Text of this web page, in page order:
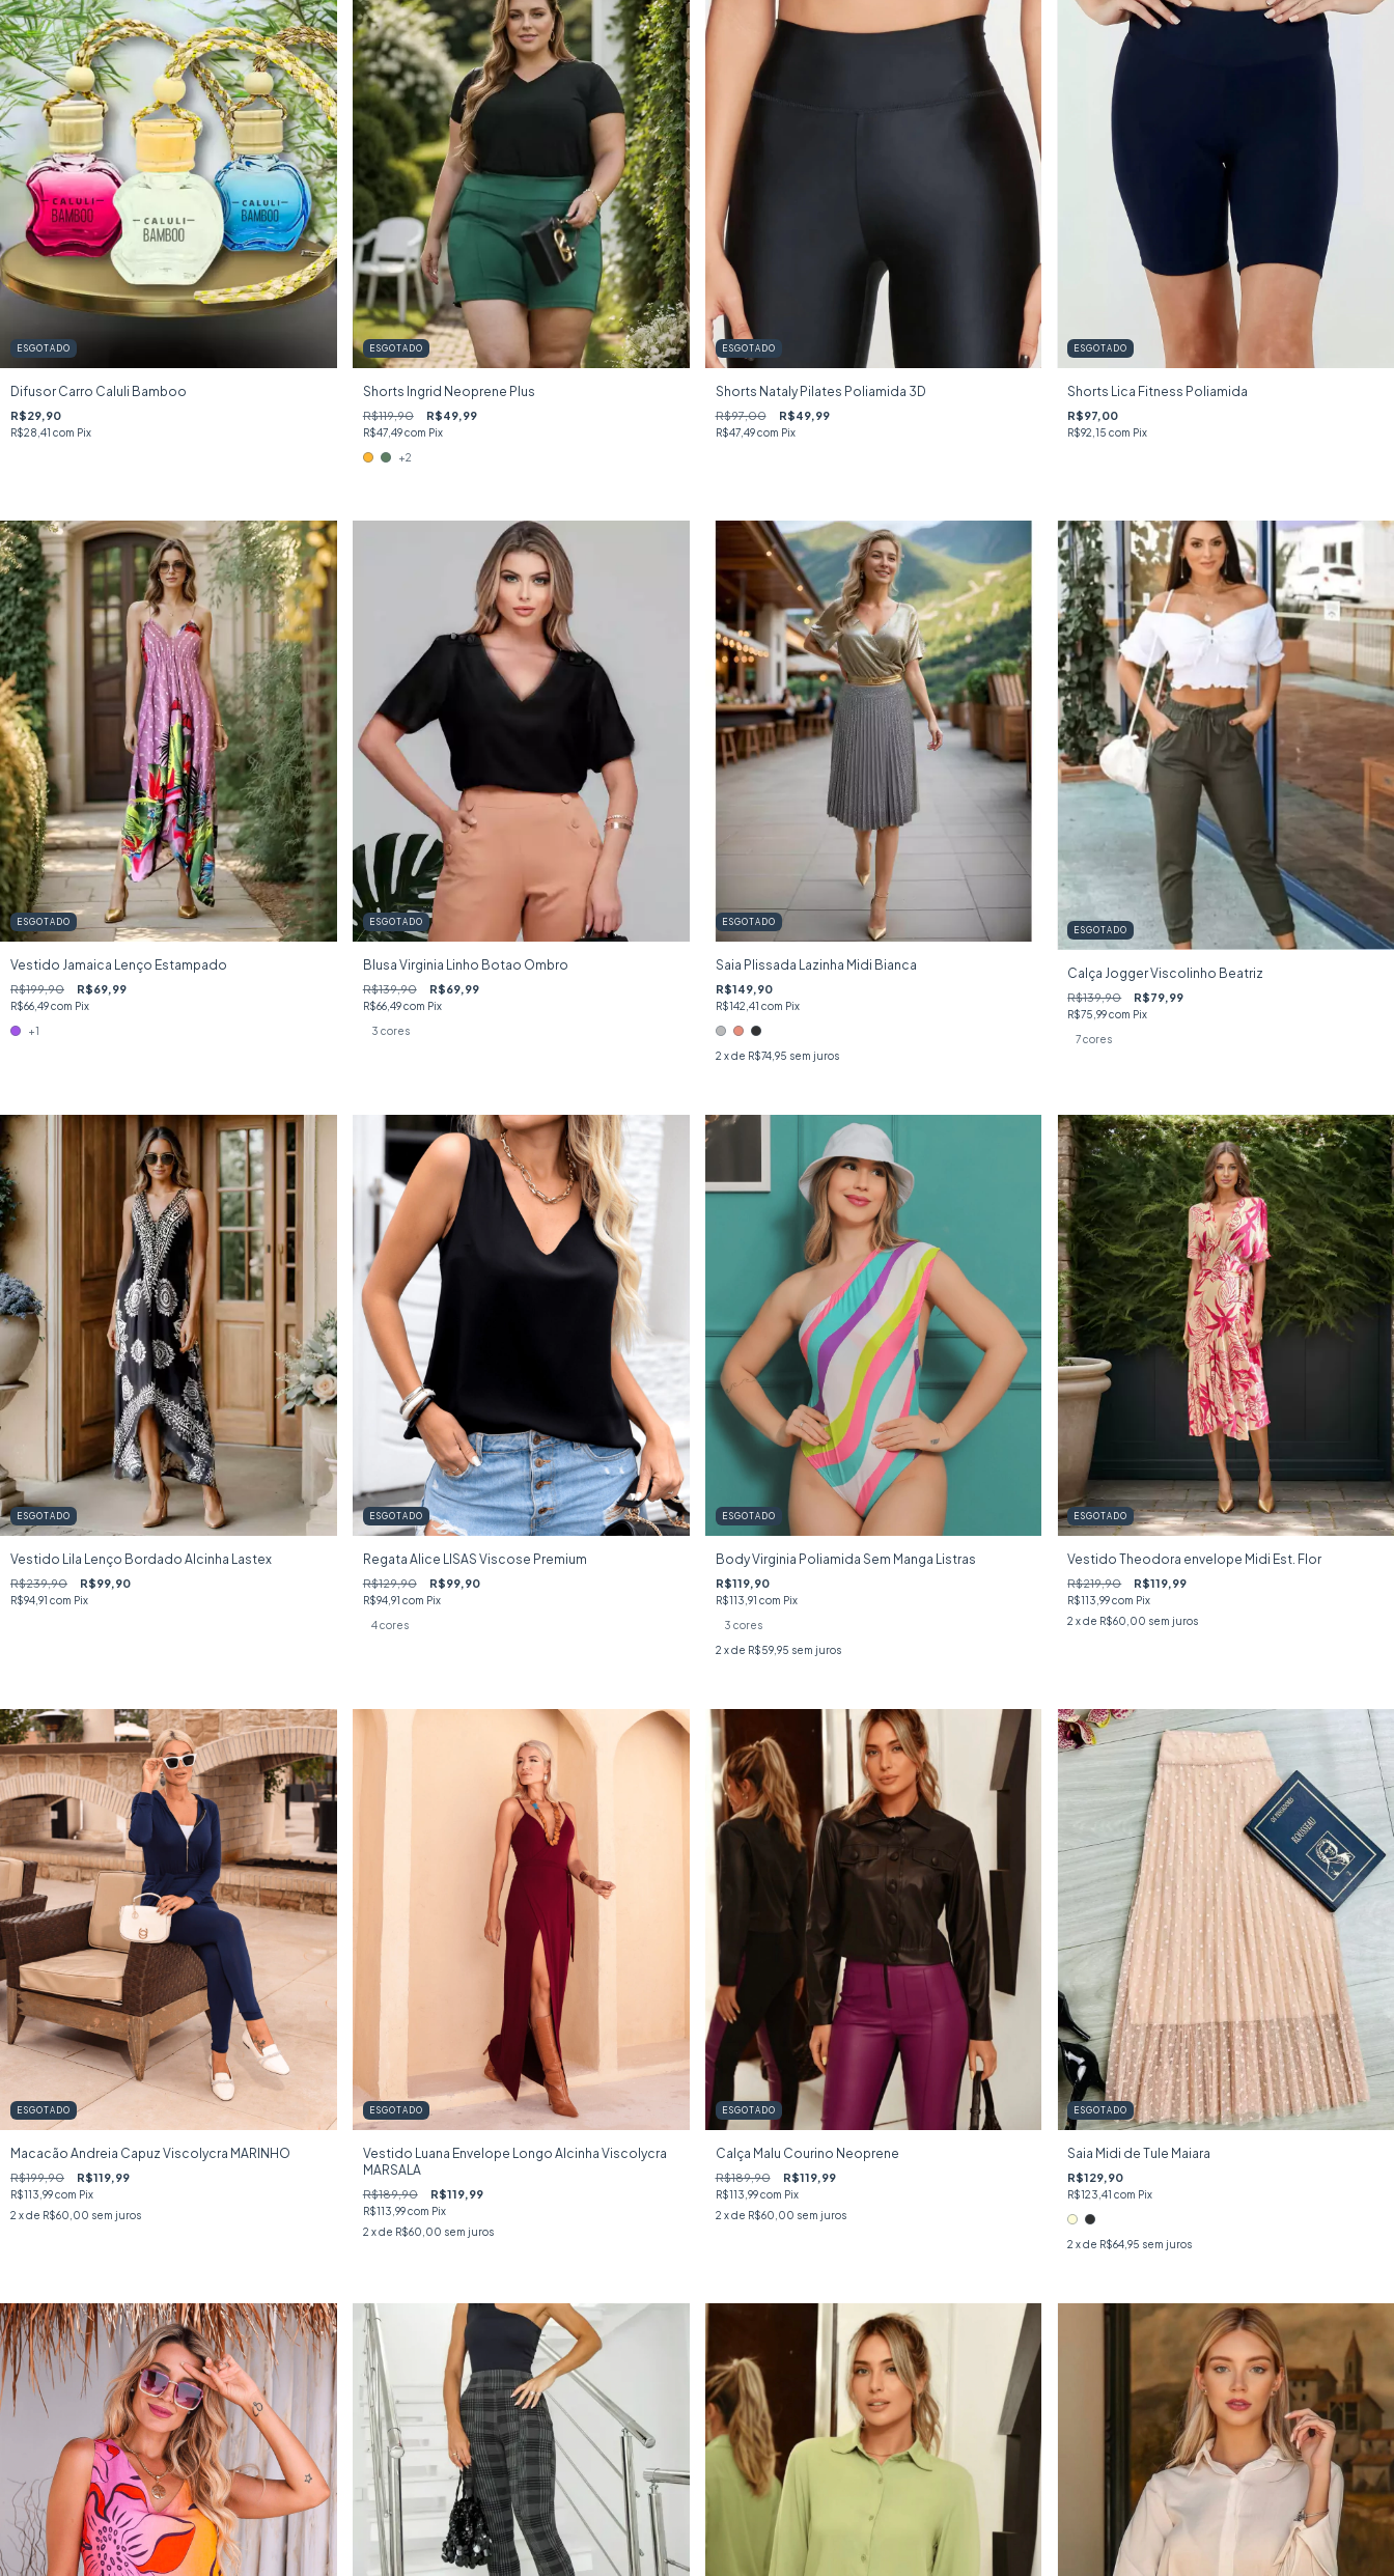
ESGOTADO
Difusor Carro Caluli Bamboo
R$29,90
R$28,41 com Pix
ESGOTADO
Shorts Ingrid Neoprene Plus
R$119,90 R$49,99
R$47,49com Pix
+2
ESGOTADO
Shorts Nataly Pilates Poliamida 3D
R$97,00 R$49,99
R$47,49com Pix
ESGOTADO
Shorts Lica Fitness Poliamida
R$97,00
R$92,15com Pix
ESGOTADO
Vestido Jamaica Lenço Estampado
R$199,90 R$69,99
R$66,49com Pix
+1
ESGOTADO
Blusa Virginia Linho Botao Ombro
R$139,90 R$69,99
R$66,49com Pix
3 cores
ESGOTADO
Saia Plissada Lazinha Midi Bianca
R$149,90
R$142,41 com Pix
2 x de R$74,95 sem juros
ESGOTADO
Calça Jogger Viscolinho Beatriz
R$139,90 R$79,99
R$75,99com Pix
7 cores
ESGOTADO
Vestido Lila Lenço Bordado Alcinha Lastex
R$239,90 R$99,90
R$94,91 com Pix
ESGOTADO
Regata Alice LISAS Viscose Premium
R$129,90 R$99,90
R$94,91 com Pix
4 cores
ESGOTADO
Body Virginia Poliamida Sem Manga Listras
R$119,90
R$113,91 com Pix
3 cores
2 x de R$59,95 sem juros
ESGOTADO
Vestido Theodora envelope Midi Est. Flor
R$219,90 R$119,99
R$113,99com Pix
2 x de R$60,00 sem juros
ESGOTADO
Macacão Andreia Capuz Viscolycra MARINHO
R$199,90 R$119,99
R$113,99com Pix
2 x de R$60,00 sem juros
ESGOTADO
Vestido Luana Envelope Longo Alcinha Viscolycra
MARSALA
R$189,90 R$119,99
R$113,99com Pix
2 x de R$60,00 sem juros
ESGOTADO
Calça Malu Courino Neoprene
R$189,90 R$119,99
R$113,99com Pix
2 x de R$60,00 sem juros
ESGOTADO
Saia Midi de Tule Maiara
R$129,90
R$123,41com Pix
2 x de R$64,95 sem juros